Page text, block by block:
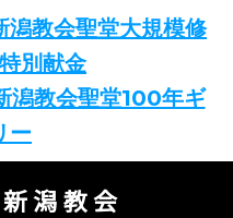
潟教会聖堂大規模修
別献金
潟教会聖堂100年ギ
ー
潟教会